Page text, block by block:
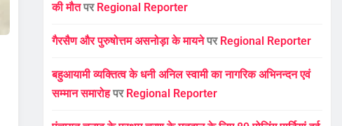
की मौतपर Regional Reporter
गैरसैण और पुरुषोत्तम असनोड़ा के मायनेपर Regional Reporter
बहुआयामी व्यक्तित्व के धनी अनिल स्वामी का नागरिक अभिनन्दन एवं
सम्मान समारोहपर Regional Reporter